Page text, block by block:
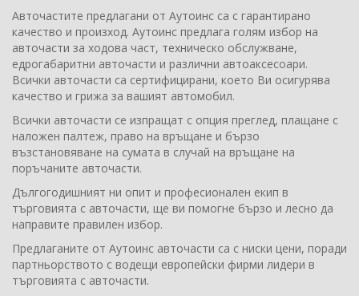
Авточастите предлагани от Аутоинс са с гарантирано
качество и произход. Аутоинс предлага голям избор на
авточасти за ходова част, техническо обслужване,
едрогабаритни авточасти и различни автоаксесоари.
Всички авточасти са сертифицирани, което Ви осигурява
качество и грижа за вашият автомобил.
Всички авточасти се изпращат с опция преглед, плащане с
наложен палтеж, право на връщане и бързо
възстановяване на сумата в случай на връщане на
поръчаните авточасти.
Дългогодишният ни опит и професионален екип в
търговията с авточасти, ще ви помогне бързо и лесно да
направите правилен избор.
Предлаганите от Аутоинс авточасти са с ниски цени, поради
партньорството с водещи европейски фирми лидери в
търговията с авточасти.